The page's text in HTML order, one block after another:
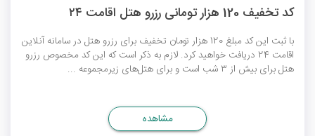
کد تخفیف 120 هزار تومانی رزرو هتل اقامت ۲۴
با ثبت این کد مبلغ 120 هزار تومان تخفیف برای رزرو هتل در سامانه آنلاین
اقامت 24 دریافت خواهید کرد. لازم به ذکر است که این کد مخصوص رزرو
هتل برای بیش از ۳ شب است و برای هتل‌های زیرمجموعه ...
مشاهده